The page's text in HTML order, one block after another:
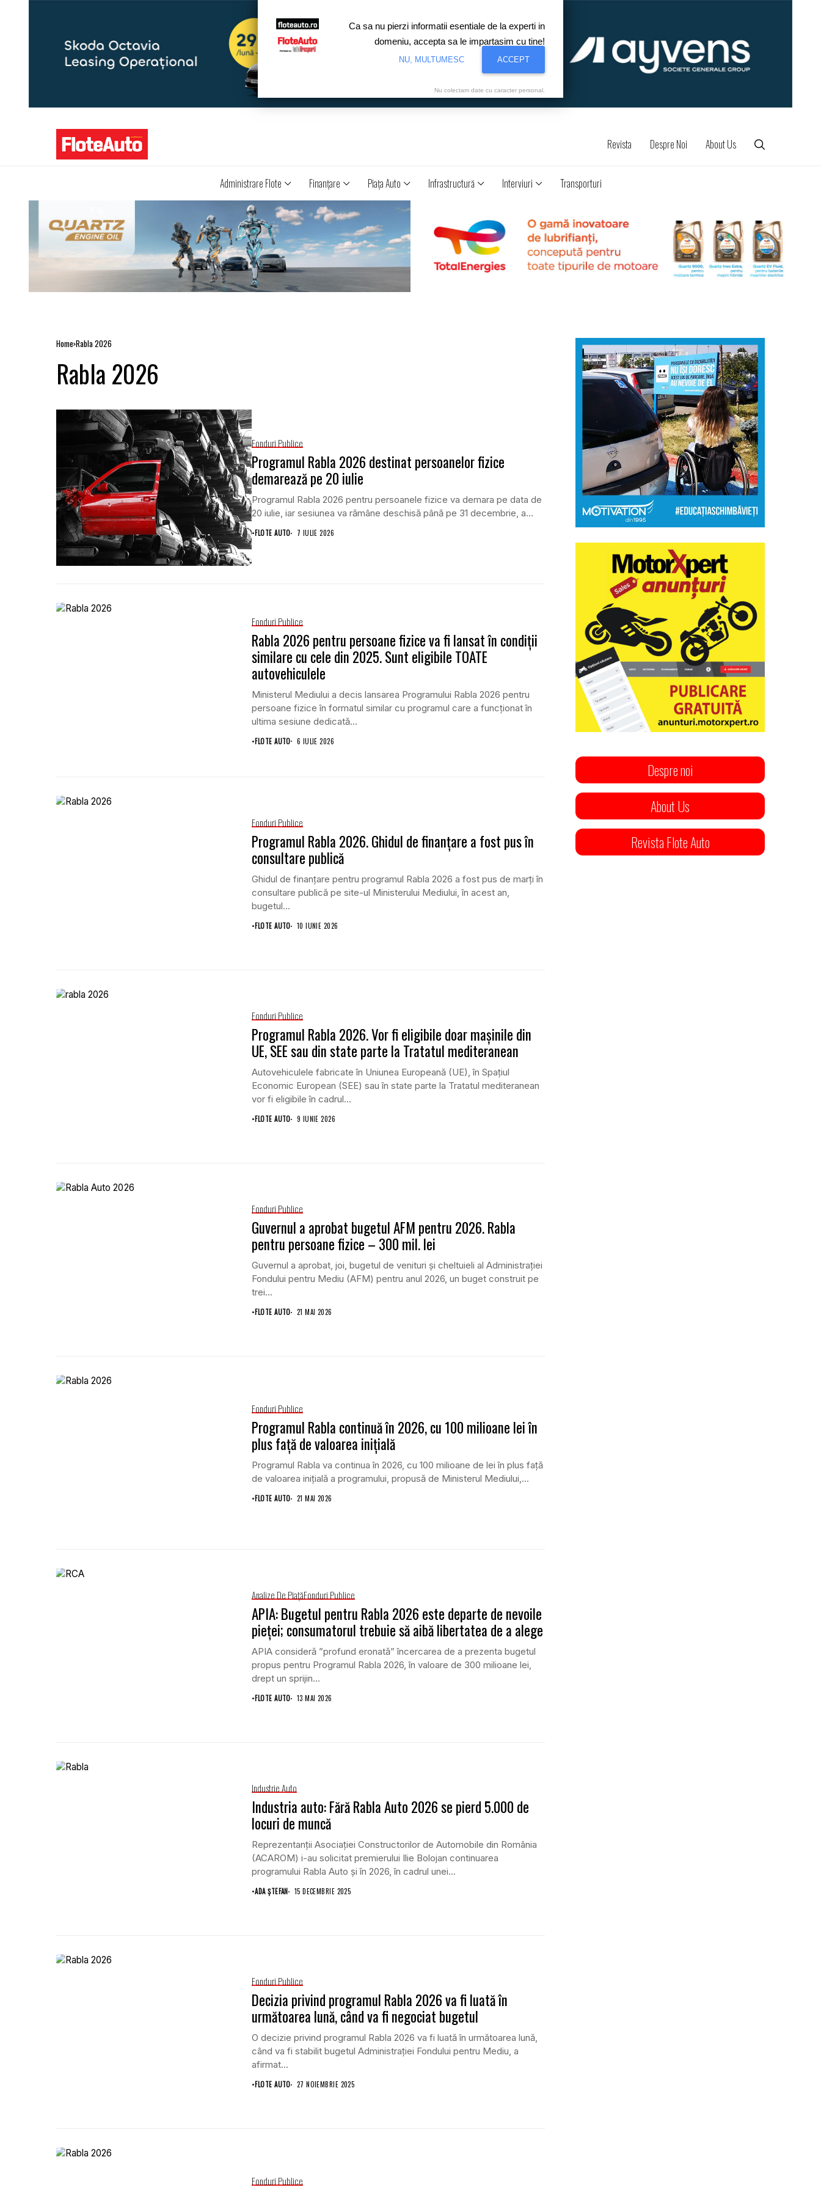
Revista Despre Noi About Us
Administrare Flote Finanţare Piaţa Auto Infrastructură Interviuri Transporturi
Home Rabla 2026
Rabla 2026
Fonduri Publice
Programul Rabla 2026 destinat persoanelor fizice
demarează pe 20 iulie
Programul Rabla 2026 pentru persoanele fizice va demara pe data de
20 iulie, iar sesiunea va rămâne deschisă până pe 31 decembrie, a...
•FLOTE AUTO 7 IULIE 2026
Fonduri Publice
Rabla 2026 pentru persoane fizice va fi lansat în condiții
similare cu cele din 2025. Sunt eligibile TOATE
autovehiculele
Ministerul Mediului a decis lansarea Programului Rabla 2026 pentru
persoane fizice în formatul similar cu programul care a funcționat în
ultima sesiune dedicată...
•FLOTE AUTO 6 IULIE 2026
Fonduri Publice
Programul Rabla 2026. Ghidul de finanțare a fost pus în
consultare publică
Ghidul de finanțare pentru programul Rabla 2026 a fost pus de marți în
consultare publică pe site-ul Ministerului Mediului, în acest an,
bugetul...
•FLOTE AUTO 10 IUNIE 2026
Fonduri Publice
Programul Rabla 2026. Vor fi eligibile doar mașinile din
UE, SEE sau din state parte la Tratatul mediteranean
Autovehiculele fabricate în Uniunea Europeană (UE), în Spațiul
Economic European (SEE) sau în state parte la Tratatul mediteranean
vor fi eligibile în cadrul...
•FLOTE AUTO 9 IUNIE 2026
Fonduri Publice
Guvernul a aprobat bugetul AFM pentru 2026. Rabla
pentru persoane fizice – 300 mil. lei
Guvernul a aprobat, joi, bugetul de venituri și cheltuieli al Administrației
Fondului pentru Mediu (AFM) pentru anul 2026, un buget construit pe
trei...
•FLOTE AUTO 21 MAI 2026
Fonduri Publice
Programul Rabla continuă în 2026, cu 100 milioane lei în
plus față de valoarea inițială
Programul Rabla va continua în 2026, cu 100 milioane de lei în plus față
de valoarea inițială a programului, propusă de Ministerul Mediului,...
•FLOTE AUTO 21 MAI 2026
Analize De PiațăFonduri Publice
APIA: Bugetul pentru Rabla 2026 este departe de nevoile
pieței; consumatorul trebuie să aibă libertatea de a alege
APIA consideră ”profund eronată” încercarea de a prezenta bugetul
propus pentru Programul Rabla 2026, în valoare de 300 milioane lei,
drept un sprijin...
•FLOTE AUTO 13 MAI 2026
Industrie Auto
Industria auto: Fără Rabla Auto 2026 se pierd 5.000 de
locuri de muncă
Reprezentanții Asociației Constructorilor de Automobile din România
(ACAROM) i-au solicitat premierului Ilie Bolojan continuarea
programului Rabla Auto și în 2026, în cadrul unei...
•ADA ȘTEFAN 15 DECEMBRIE 2025
Fonduri Publice
Decizia privind programul Rabla 2026 va fi luată în
următoarea lună, când va fi negociat bugetul
O decizie privind programul Rabla 2026 va fi luată în următoarea lună,
când va fi stabilit bugetul Administraţiei Fondului pentru Mediu, a
afirmat...
•FLOTE AUTO 27 NOIEMBRIE 2025
Fonduri Publice
Despre noi
About Us
Revista Flote Auto
Ca sa nu pierzi informatii esentiale de la experti in
domeniu, accepta sa le impartasim cu tine!
NU, MULTUMESC ACCEPT
Nu colectam date cu caracter personal.